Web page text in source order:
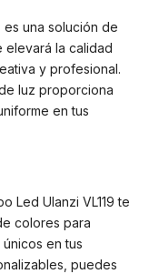
es una solución de
elevará la calidad
y profesional.
luz proporciona
en tus
Led Ulanzi VL119 te
colores para
en tus
puedes